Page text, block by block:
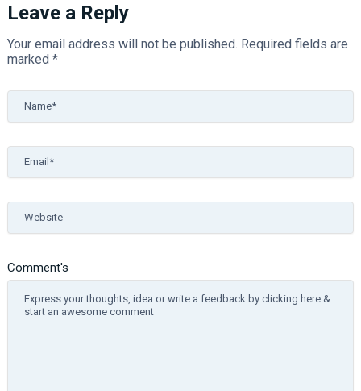
Leave a Reply
Your email address will not be published. Required fields are
marked *
Comment's
Name*
Email*
Website